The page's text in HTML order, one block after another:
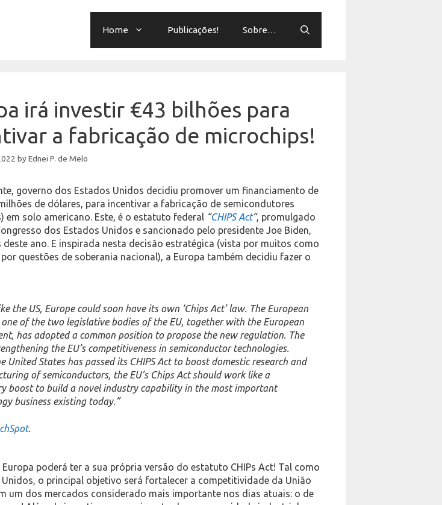
Home Publicações! Sobre…
irá investir €43 bilhões para
a fabricação de microchips!
byEdnei P. de Melo
governo dos Estados Unidos decidiu promover um financiamento de
de dólares, para incentivar a fabricação de semicondutores
em solo americano. Este, é o estatuto federal “CHIPS Act“, promulgado
dos Estados Unidos e sancionado pelo presidente Joe Biden,
deste ano. E inspirada nesta decisão estratégica (vista por muitos como
por questões de soberania nacional), a Europa também decidiu fazer o
the US, Europe could soon have its own ‘Chips Act’ law. The European
one of the two legislative bodies of the EU, together with the European
has adopted a common position to propose the new regulation. The
the EU’s competitiveness in semiconductor technologies.
United States has passed its CHIPS Act to boost domestic research and
of semiconductors, the EU’s Chips Act should work like a
boost to build a novel industry capability in the most important
business existing today.”
.
Europa poderá ter a sua própria versão do estatuto CHIPs Act! Tal como
o principal objetivo será fortalecer a competitividade da União
um dos mercados considerado mais importante nos dias atuais: o de